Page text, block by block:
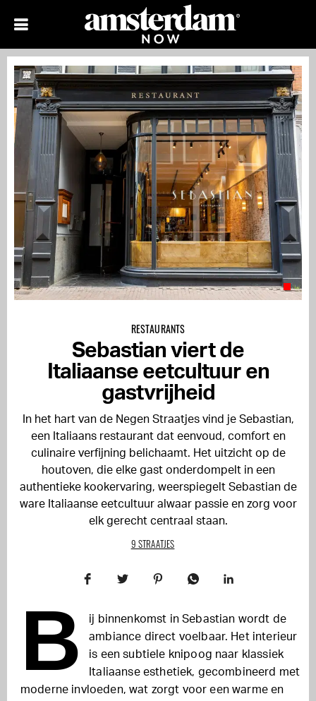
RESTAURANTS
Sebastian viert de
Italiaanse eetcultuur en
gastvrijheid
In het hart van de Negen Straatjes vind je Sebastian,
een Italiaans restaurant dat eenvoud, comfort en
culinaire verfijning belichaamt. Het uitzicht op de
houtoven, die elke gast onderdompelt in een
authentieke kookervaring, weerspiegelt Sebastian de
ware Italiaanse eetcultuur alwaar passie en zorg voor
elk gerecht centraal staan.
9 STRAATJES
B
ij binnenkomst in Sebastian wordt de
ambiance direct voelbaar. Het interieur
is een subtiele knipoog naar klassiek
Italiaanse esthetiek, gecombineerd met
moderne invloeden, wat zorgt voor een warme en